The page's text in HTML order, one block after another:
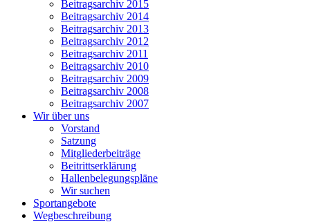
Beitragsarchiv 2015
Beitragsarchiv 2014
Beitragsarchiv 2013
Beitragsarchiv 2012
Beitragsarchiv 2011
Beitragsarchiv 2010
Beitragsarchiv 2009
Beitragsarchiv 2008
Beitragsarchiv 2007
Wir über uns
Vorstand
Satzung
Mitgliederbeiträge
Beitrittserklärung
Hallenbelegungspläne
Wir suchen
Sportangebote
Wegbeschreibung